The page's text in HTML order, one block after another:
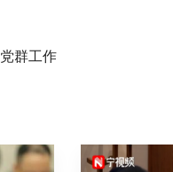
党群工作